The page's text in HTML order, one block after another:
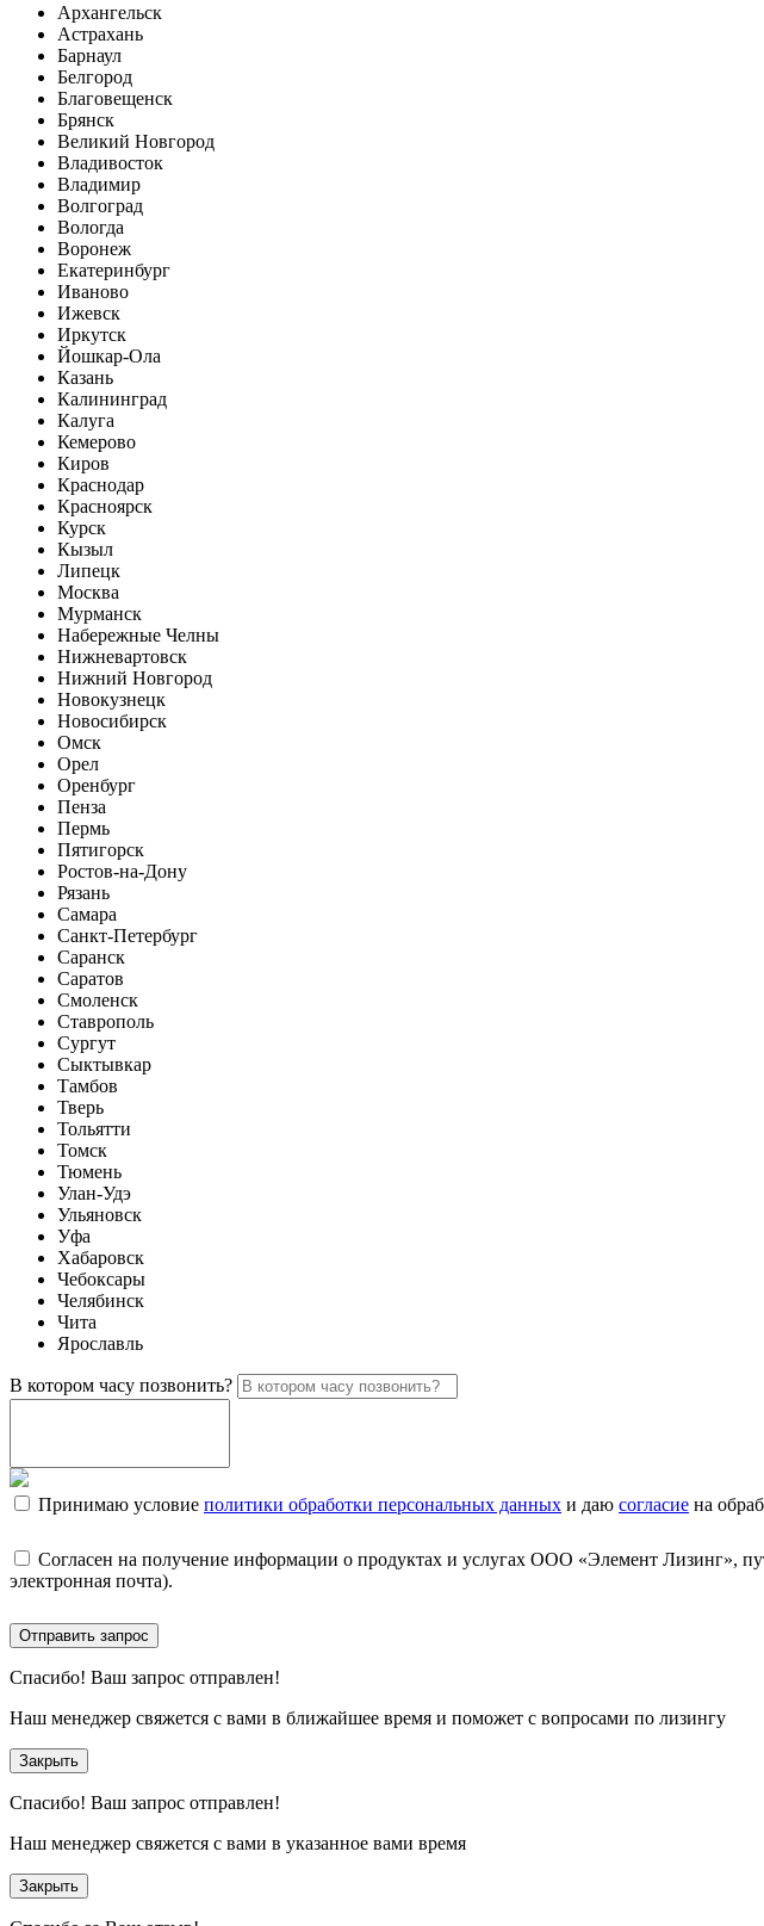
Архангельск
Астрахань
Барнаул
Белгород
Благовещенск
Брянск
Великий Новгород
Владивосток
Владимир
Волгоград
Вологда
Воронеж
Екатеринбург
Иваново
Ижевск
Иркутск
Йошкар-Ола
Казань
Калининград
Калуга
Кемерово
Киров
Краснодар
Красноярск
Курск
Кызыл
Липецк
Москва
Мурманск
Набережные Челны
Нижневартовск
Нижний Новгород
Новокузнецк
Новосибирск
Омск
Орел
Оренбург
Пенза
Пермь
Пятигорск
Ростов-на-Дону
Рязань
Самара
Санкт-Петербург
Саранск
Саратов
Смоленск
Ставрополь
Сургут
Сыктывкар
Тамбов
Тверь
Тольятти
Томск
Тюмень
Улан-Удэ
Ульяновск
Уфа
Хабаровск
Чебоксары
Челябинск
Чита
Ярославль
В котором часу позвонить?
Принимаю условие политики обработки персональных данных и даю согласие на
Согласен на получение информации о продуктах и услугах ООО «Элемент Лизинг»,
электронная почта).
Отправить запрос
Спасибо! Ваш запрос отправлен!
Наш менеджер свяжется с вами в ближайшее время и поможет с вопросами по лизингу
Закрыть
Спасибо! Ваш запрос отправлен!
Наш менеджер свяжется с вами в указанное вами время
Закрыть